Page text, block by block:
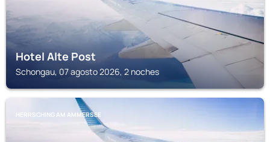
Hotel Alte Post
Schongau, 07 agosto 2026, 2 noches
HERRSCHING AM AMMERSEE